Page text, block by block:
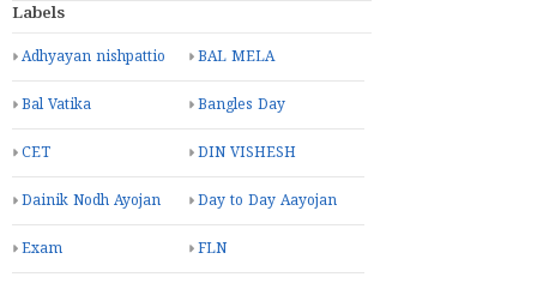
Labels
Adhyayan nishpattio BAL MELA
Bal Vatika Bangles Day
CET DIN VISHESH
Dainik Nodh Ayojan Day to Day Aayojan
Exam FLN